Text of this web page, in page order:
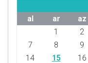
al
ar az
1
2
7
8 9
14
15 16